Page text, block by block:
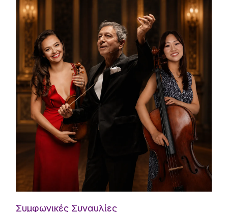
Συμφωνικές Συναυλίες